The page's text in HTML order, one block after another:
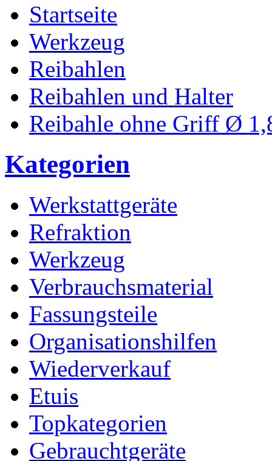
Startseite
Werkzeug
Reibahlen
Reibahlen und Halter
Reibahle ohne Griff Ø
Kategorien
Werkstattgeräte
Refraktion
Werkzeug
Verbrauchsmaterial
Fassungsteile
Organisationshilfen
Wiederverkauf
Etuis
Topkategorien
Gebrauchtgeräte